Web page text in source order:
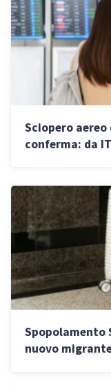
Sciopero aereo
conferma: da
Spopolamento
nuovo